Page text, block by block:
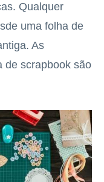
Qualquer
uma folha de
As
de scrapbook são